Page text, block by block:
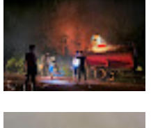
Dukung Swasembada
Pangan, Polsek Entikong
Tanam dan Rawat Jagung
Hibrida di Demplot Entikong
Tapang